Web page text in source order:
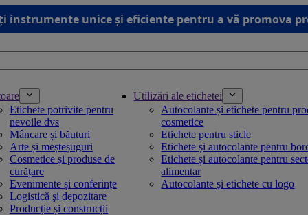
instrumente unice și eficiente pentru a vă promova
Etichete potrivite pentru
nevoile dvs
Mâncare și băuturi
Arte și meșteșuguri
Cosmetice și produse de
curățare
Evenimente și conferințe
Logistică şi depozitare
Producție și construcții
Utilizări ale etichetei
Autocolante și etichete pentru
cosmetice
Etichete pentru sticle
Etichete și autocolante pentru
Etichete și autocolante pentru
alimentar
Autocolante și etichete cu logo